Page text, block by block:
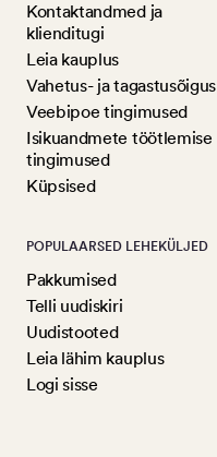
Kontaktandmed ja
klienditugi
Leia kauplus
Vahetus- ja tagastusõigus
Veebipoe tingimused
Isikuandmete töötlemise
tingimused
Küpsised
POPULAARSED LEHEKÜLJED
Pakkumised
Telli uudiskiri
Uudistooted
Leia lähim kauplus
Logi sisse